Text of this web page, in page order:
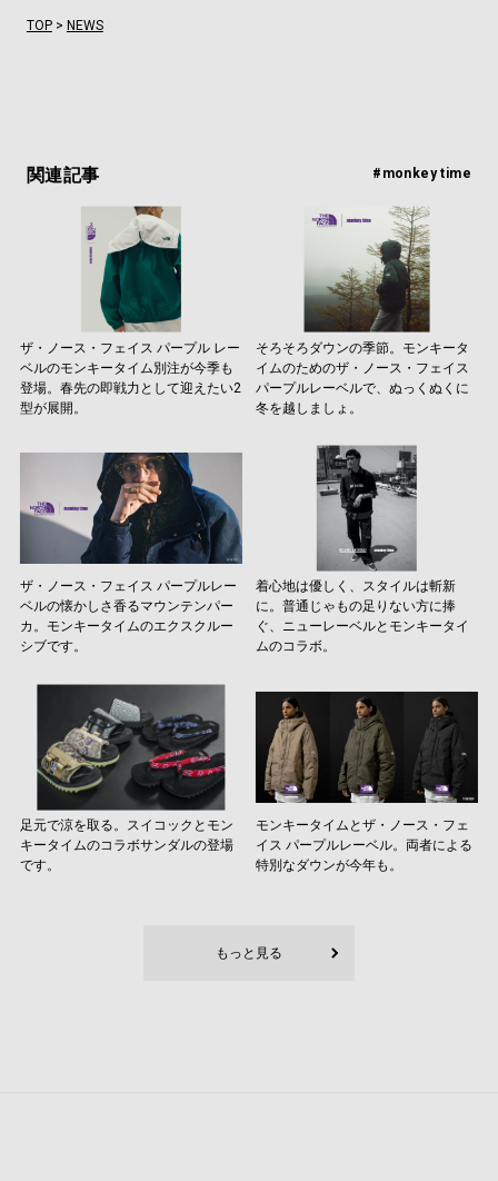
TOP> NEWS
関連記事 #monkey time
ザ・ノース・フェイス パープル レー
ベルのモンキータイム別注が今季も
登場。春先の即戦力として迎えたい2
型が展開。
そろそろダウンの季節。モンキータ
イムのためのザ・ノース・フェイス
パープルレーベルで、ぬっくぬくに
冬を越しましょ。
ザ・ノース・フェイス パープルレー
ベルの懐かしさ香るマウンテンパー
カ。モンキータイムのエクスクルー
シブです。
着心地は優しく、スタイルは斬新
に。普通じゃもの足りない方に捧
ぐ、ニューレーベルとモンキータイ
ムのコラボ。
足元で涼を取る。スイコックとモン
キータイムのコラボサンダルの登場
です。
モンキータイムとザ・ノース・フェ
イス パープルレーベル。両者による
特別なダウンが今年も。
もっと見る